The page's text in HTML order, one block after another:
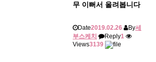
무 이뻐서 올려봅니다
Date2019.02.26 By세
부스케치
Reply1
Views3139